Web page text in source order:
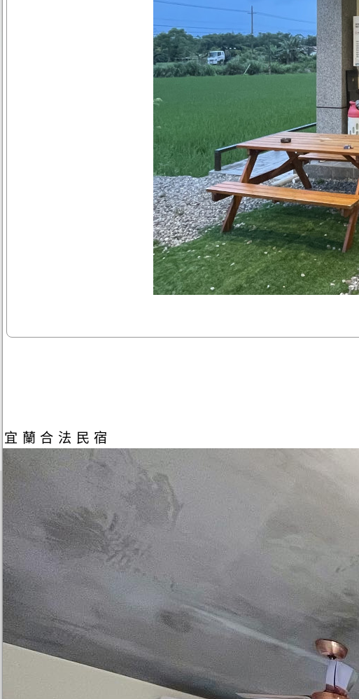
宜蘭合法民宿